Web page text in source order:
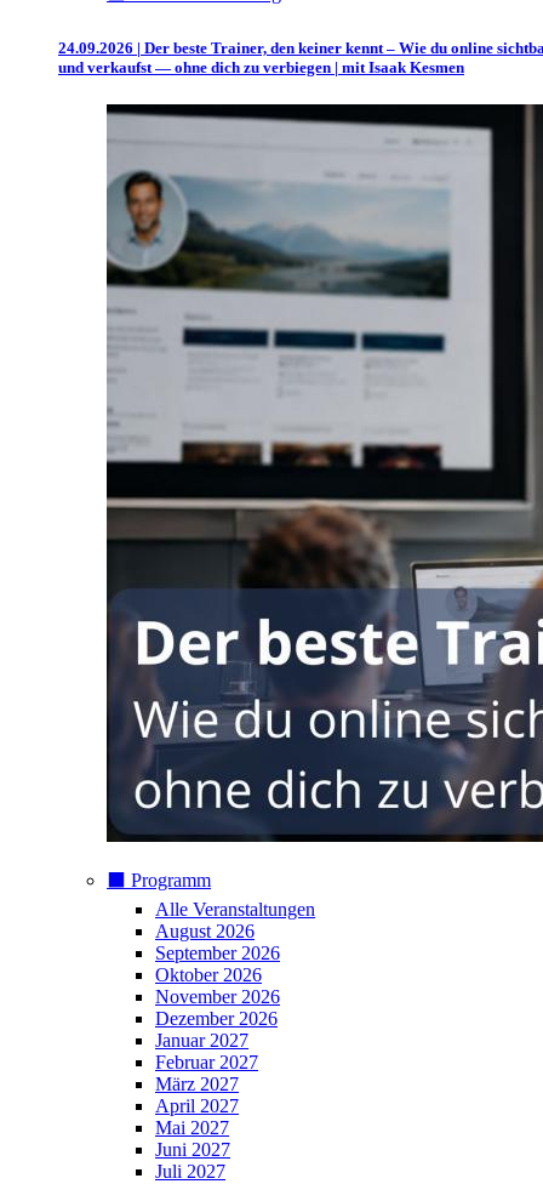
24.09.2026 | Der beste Trainer, den keiner kennt – Wie du online
und verkaufst — ohne dich zu verbiegen | mit Isaak Kesmen
⬛️ Programm
Alle Veranstaltungen
August 2026
September 2026
Oktober 2026
November 2026
Dezember 2026
Januar 2027
Februar 2027
März 2027
April 2027
Mai 2027
Juni 2027
Juli 2027